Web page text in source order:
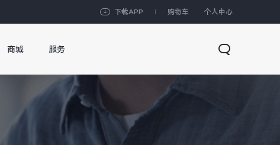
下载APP 购物车 个人中心
商城 服务